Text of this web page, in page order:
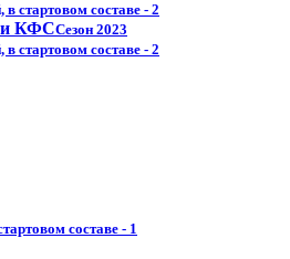
в стартовом составе - 2
КФССезон 2023
в стартовом составе - 2
составе - 1